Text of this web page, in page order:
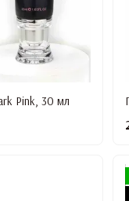
Pink, 30 мл